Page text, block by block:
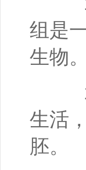
组是
生物
生活
胚。